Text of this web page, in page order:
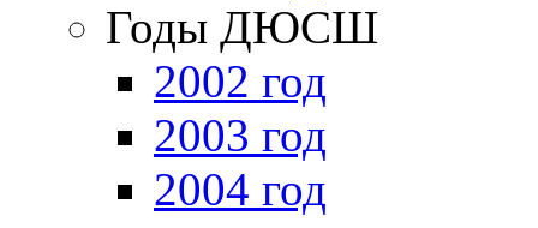
Годы ДЮСШ
2002 год
2003 год
2004 год